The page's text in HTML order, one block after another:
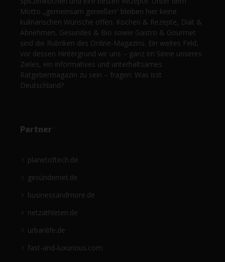
Motto „gemeinsam genießen“ bleiben hier keine
kulinarischen Wünsche offen. Kochen & Rezepte, Diät &
Abnehmen, Gesundes & Bio sowie Gastro & Gourmet
sind die Rubriken des Online-Magazins. Ein weites Feld,
vor dessen Hintergrund wir uns – ganz im Sinne unseres
Zieles, ein informatives und unterhaltsames
Ratgebermagazin zu sein – fragen: Was isst
Deutschland?
Partner
planetoftech.de
gesündernet.de
businessandmore.de
netzathleten.de
urbanlife.de
fast-and-luxurious.com